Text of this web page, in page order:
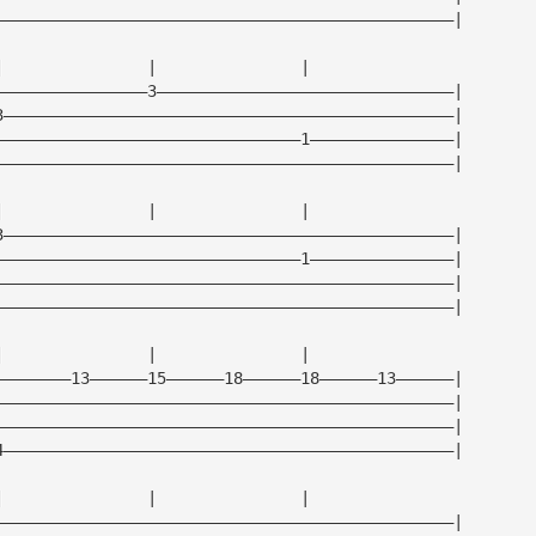
|               |               |
|               |               |
|               |               |
|               |               |